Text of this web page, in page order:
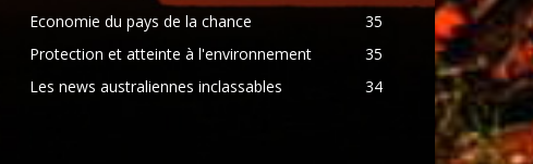
Economie du pays de la chance
35
Protection et atteinte à l'environnement
35
Les news australiennes inclassables
34